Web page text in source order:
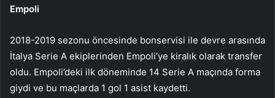
Empoli
2018-2019 sezonu öncesinde bonservisi ile devre arasında
İtalya Serie A ekiplerinden Empoli’ye kiralık olarak transfer
oldu. Empoli’deki ilk döneminde 14 Serie A maçında forma
giydi ve bu maçlarda 1 gol 1 asist kaydetti.